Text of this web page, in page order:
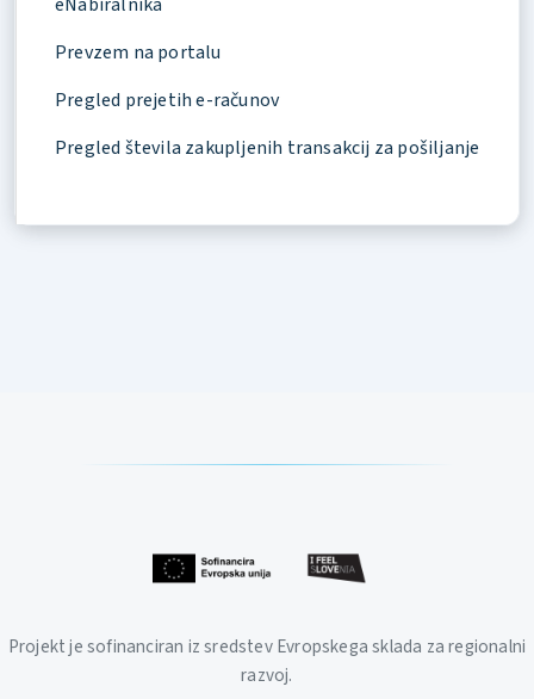
Prevzem na portalu
Pregled prejetih e-računov
Pregled števila zakupljenih transakcij za pošiljanje
Projekt je sofinanciran iz sredstev Evropskega sklada za regionalni
razvoj.